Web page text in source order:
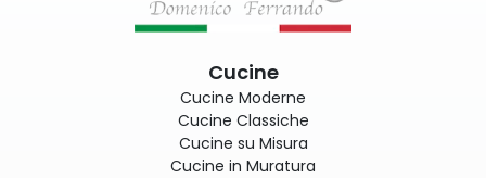
Cucine
Cucine Moderne
Cucine Classiche
Cucine su Misura
Cucine in Muratura